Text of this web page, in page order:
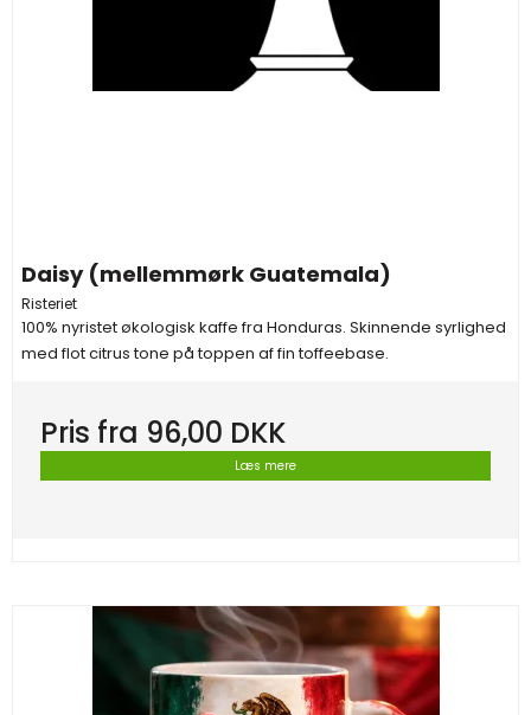
Daisy (mellemmørk Guatemala)
Risteriet
100% nyristet økologisk kaffe fra Honduras. Skinnende syrlighed
med flot citrus tone på toppen af fin toffeebase.
Pris fra 96,00 DKK
Læs mere